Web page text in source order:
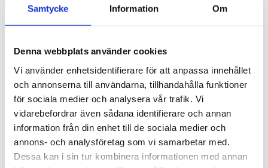
Samtycke Information Om
Denna webbplats använder cookies
Vi använder enhetsidentifierare för att anpassa innehållet
och annonserna till användarna, tillhandahålla funktioner
för sociala medier och analysera vår trafik. Vi
vidarebefordrar även sådana identifierare och annan
information från din enhet till de sociala medier och
annons- och analysföretag som vi samarbetar med.
Dessa kan i sin tur kombinera informationen med annan
Protective conductor: starting with 3 cores,
G = with protective conductor GN-YE, in the outer layer,
x = without protective conductor (OZ)
Cores stranded in layers with optimally matched lay lengths
Fleece wrapping over each stranding layer
Outer sheath: oil-resistant special PVC acc. to DIN VDE 0207-
363-4-1 / DIN EN 50363-4-1 (compound type TM5)
Sheath colour: grey (RAL 7001)
Length marking: in metres